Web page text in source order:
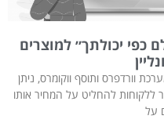
כפי יכולתך״ למוצרים
וורדפרס ותוסף ווקומרס, ניתן
להחליט על המחיר אותו
על